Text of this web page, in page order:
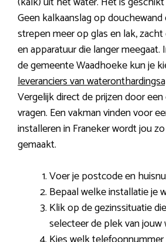
Geen kalkaanslag op
strepen meer op glas en lak,
en apparatuur die langer meegaat.
de gemeente Waadhoeke kun je
leveranciers van
Vergelijk direct de prijzen door
vragen. Een vakman vinden voor
installeren in Franeker wordt jou
gemaakt.
Voer je postcode en
Bepaal welke installatie je
Klik op de gezinssituatie
selecteer de plek van jouw